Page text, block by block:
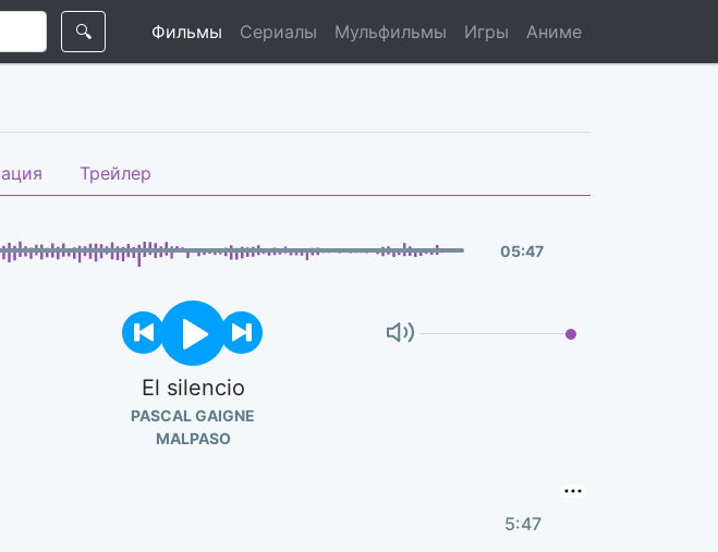
🔍 Фильмы Сериалы Мульфильмы Игры Аниме
Трейлер
05:47
El silencio
PASCAL GAIGNE
MALPASO
5:47